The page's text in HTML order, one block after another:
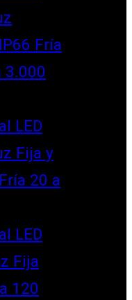
Fría
3.000
LED
Fija y
20 a
LED
Fija
120